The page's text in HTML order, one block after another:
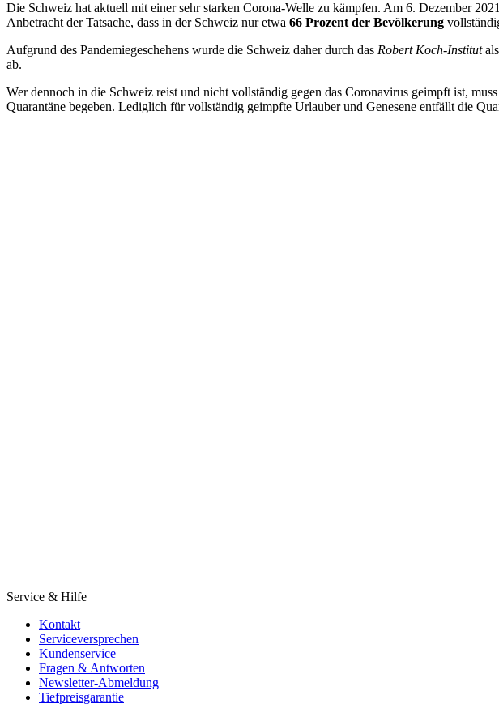
Die Schweiz hat aktuell mit einer sehr starken Corona-Welle zu kämpfen. Am 6. Dezember
Anbetracht der Tatsache, dass in der Schweiz nur etwa 66 Prozent der Bevölkerung
Aufgrund des Pandemiegeschehens wurde die Schweiz daher durch das Robert Koch-Institutals
ab.
Wer dennoch in die Schweiz reist und nicht vollständig gegen das Coronavirus geimpft ist,
Quarantäne begeben. Lediglich für vollständig geimpfte Urlauber und Genesene entfällt die
Service & Hilfe
Kontakt
Serviceversprechen
Kundenservice
Fragen & Antworten
Newsletter-Abmeldung
Tiefpreisgarantie